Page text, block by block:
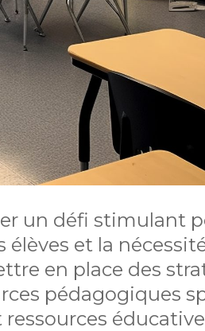
un défi stimulant
et la
en place des
pédagogiques